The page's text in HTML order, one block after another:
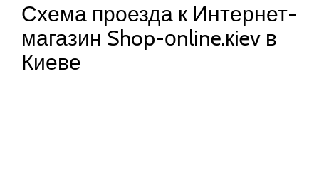
Схема проезда к Интернет-
магазин Shop-оnline.кiev в
Киеве